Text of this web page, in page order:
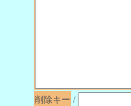
削除キー /